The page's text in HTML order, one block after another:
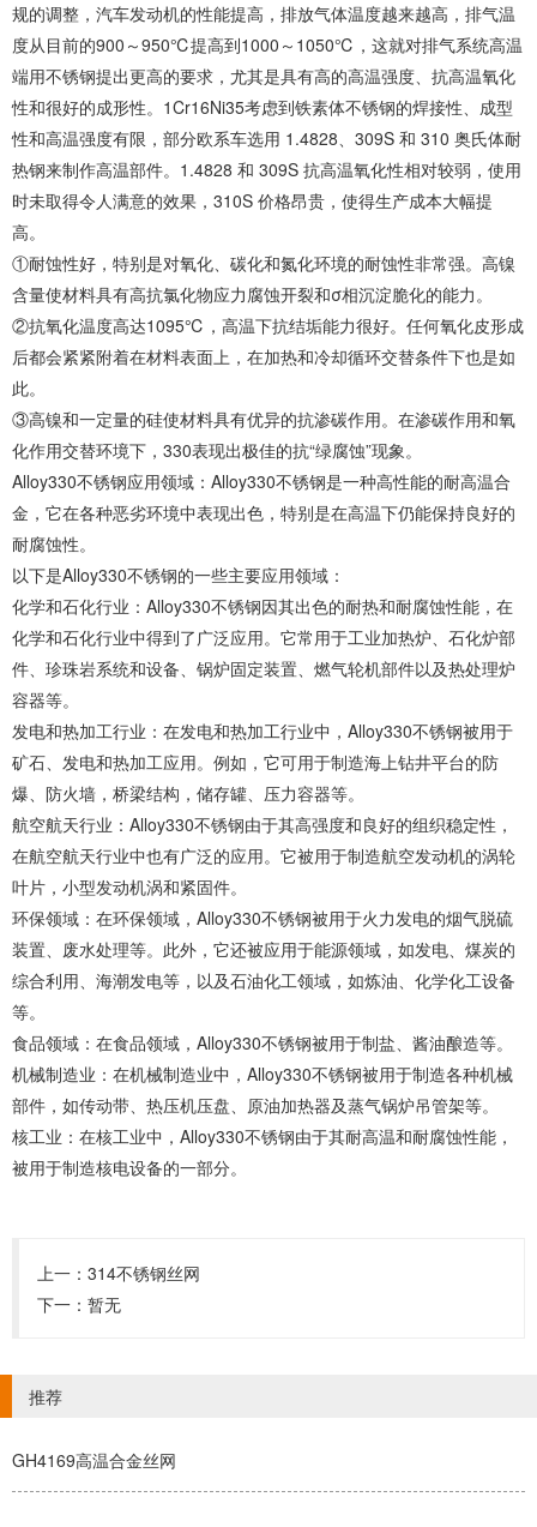
规的调整，汽车发动机的性能提高，排放气体温度越来越高，排气温
度从目前的900～950℃提高到1000～1050℃，这就对排气系统高温
端用不锈钢提出更高的要求，尤其是具有高的高温强度、抗高温氧化
性和很好的成形性。1Cr16Ni35考虑到铁素体不锈钢的焊接性、成型
性和高温强度有限，部分欧系车选用 1.4828、309S 和 310 奥氏体耐
热钢来制作高温部件。1.4828 和 309S 抗高温氧化性相对较弱，使用
时未取得令人满意的效果，310S 价格昂贵，使得生产成本大幅提
高。
①耐蚀性好，特别是对氧化、碳化和氮化环境的耐蚀性非常强。高镍
含量使材料具有高抗氯化物应力腐蚀开裂和σ相沉淀脆化的能力。
②抗氧化温度高达1095℃，高温下抗结垢能力很好。任何氧化皮形成
后都会紧紧附着在材料表面上，在加热和冷却循环交替条件下也是如
此。
③高镍和一定量的硅使材料具有优异的抗渗碳作用。在渗碳作用和氧
化作用交替环境下，330表现出极佳的抗“绿腐蚀”现象。
Alloy330不锈钢应用领域：Alloy330不锈钢是一种高性能的耐高温合
金，它在各种恶劣环境中表现出色，特别是在高温下仍能保持良好的
耐腐蚀性。
以下是Alloy330不锈钢的一些主要应用领域：
化学和石化行业：Alloy330不锈钢因其出色的耐热和耐腐蚀性能，在
化学和石化行业中得到了广泛应用。它常用于工业加热炉、石化炉部
件、珍珠岩系统和设备、锅炉固定装置、燃气轮机部件以及热处理炉
容器等。
发电和热加工行业：在发电和热加工行业中，Alloy330不锈钢被用于
矿石、发电和热加工应用。例如，它可用于制造海上钻井平台的防
爆、防火墙，桥梁结构，储存罐、压力容器等。
航空航天行业：Alloy330不锈钢由于其高强度和良好的组织稳定性，
在航空航天行业中也有广泛的应用。它被用于制造航空发动机的涡轮
叶片，小型发动机涡和紧固件。
环保领域：在环保领域，Alloy330不锈钢被用于火力发电的烟气脱硫
装置、废水处理等。此外，它还被应用于能源领域，如发电、煤炭的
综合利用、海潮发电等，以及石油化工领域，如炼油、化学化工设备
等。
食品领域：在食品领域，Alloy330不锈钢被用于制盐、酱油酿造等。
机械制造业：在机械制造业中，Alloy330不锈钢被用于制造各种机械
部件，如传动带、热压机压盘、原油加热器及蒸气锅炉吊管架等。
核工业：在核工业中，Alloy330不锈钢由于其耐高温和耐腐蚀性能，
被用于制造核电设备的一部分。
上一： 314不锈钢丝网
下一：暂无
推荐
GH4169高温合金丝网